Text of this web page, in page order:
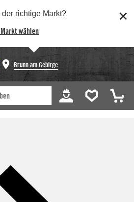
der richtige Markt?
wählen
Brunn am Gebirge